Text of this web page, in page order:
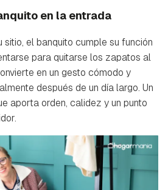
en la entrada
sitio, el banquito cumple su función
para quitarse los zapatos al
en un gesto cómodo y
después de un día largo. Un
aporta orden, calidez y un punto